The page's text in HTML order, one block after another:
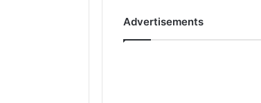
Advertisements